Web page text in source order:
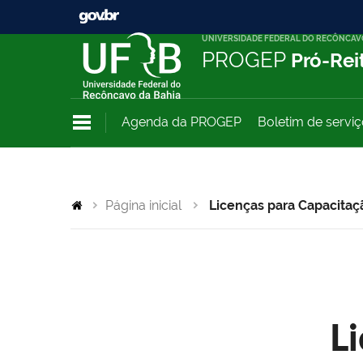
UNIVERSIDADE FEDERAL DO
PROGEP Pró-
Agenda da PROGEP Boletim de
Página inicial Licenças para